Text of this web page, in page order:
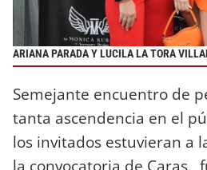
ARIANA PARADA Y LUCILA LA TORA
Semejante encuentro de
tanta ascendencia en el
los invitados estuvieran a